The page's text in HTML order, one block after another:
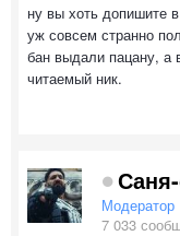
ну вы хоть допишите
уж совсем странно
бан выдали пацану, а
читаемый ник.
Модератор
7 033